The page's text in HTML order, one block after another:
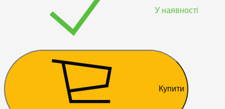
У наявностi
Купити